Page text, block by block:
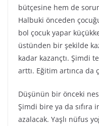
bütçesine hem de
Halbuki önceden
bol çocuk yapar
üstünden bir şekilde
kadar kazançtı. Şimdi
arttı. Eğitim artınca da
Düşünün bir önceki
Şimdi bire ya da sıfıra
azalacak. Yaşlı nüfus